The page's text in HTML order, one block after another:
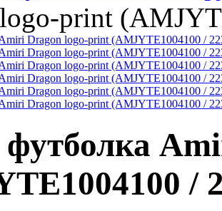
print
футболка
/